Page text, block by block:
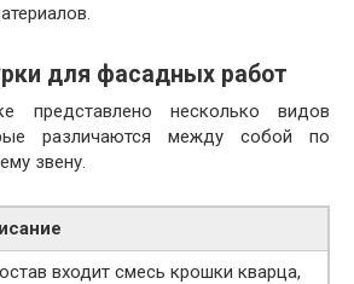
для фасадных работ
представлено несколько видов
различаются между собой по
звену.
входит смесь крошки кварца,